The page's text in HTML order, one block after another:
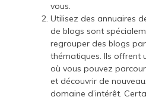
vous.
Utilisez des annuaires
de blogs sont
regrouper des blogs
thématiques. Ils offrent
où vous pouvez
et découvrir de
domaine d’intérêt.